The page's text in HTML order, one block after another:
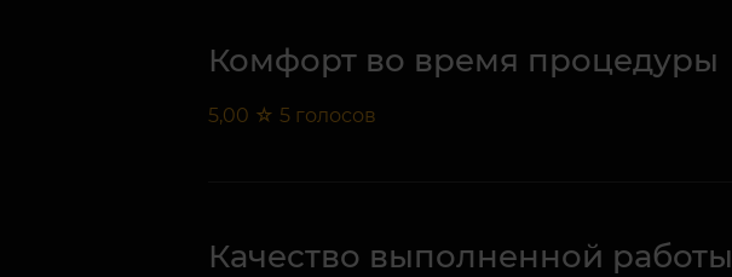
Комфорт во время процедуры
5,00 ☆ 5 голосов
Качество выполненной работы